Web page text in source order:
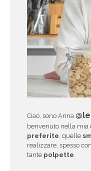
Ciao, sono Anna
benvenuto nella mia
preferite, quelle
realizzare, spesso
tante polpette.